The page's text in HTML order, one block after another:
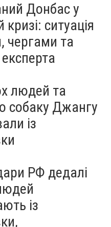
Донбас у
кризі: ситуація
чергами та
людей та
собаку Джангу
із
РФ дедалі
із